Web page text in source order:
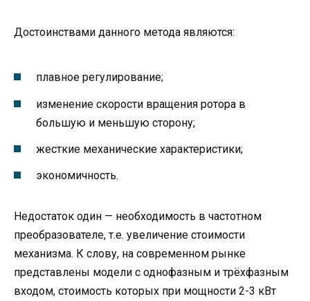
Достоинствами данного метода являются:
плавное регулирование;
изменение скорости вращения ротора в
большую и меньшую сторону;
жесткие механические характеристики;
экономичность.
Недостаток один — необходимость в частотном
преобразователе, т.е. увеличение стоимости
механизма. К слову, на современном рынке
представлены модели с однофазным и трёхфазным
входом, стоимость которых при мощности 2-3 кВт